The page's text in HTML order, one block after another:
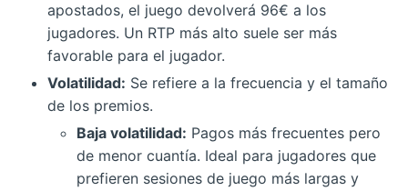
apostados, el juego devolverá 96€ a los
jugadores. Un RTP más alto suele ser más
favorable para el jugador.
Volatilidad: Se refiere a la frecuencia y el tamaño
de los premios.
Baja volatilidad: Pagos más frecuentes pero
de menor cuantía. Ideal para jugadores que
prefieren sesiones de juego más largas y